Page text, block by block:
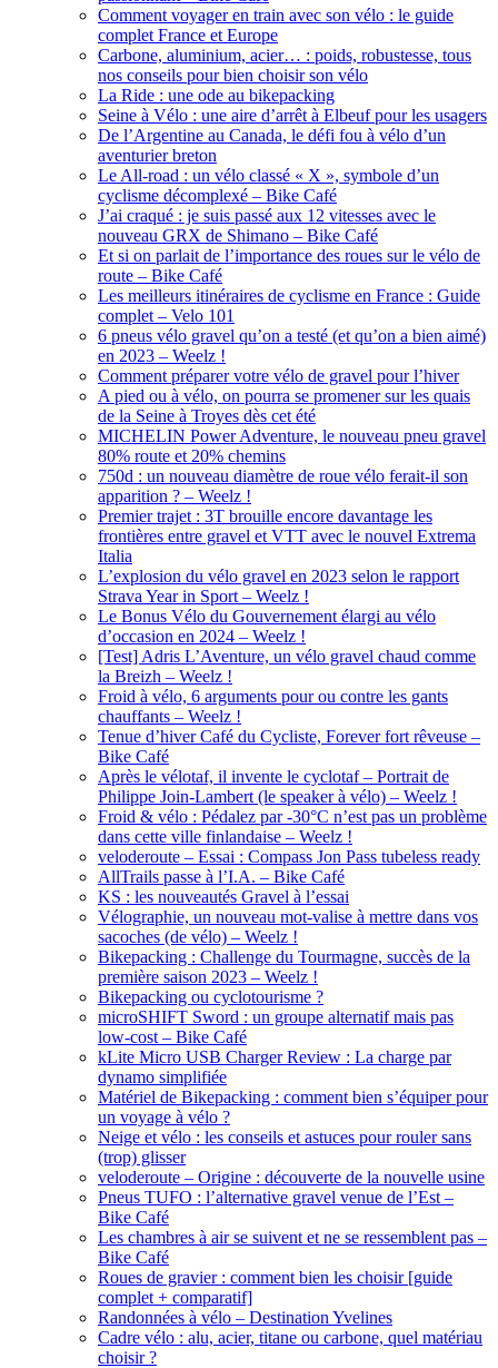
Comment voyager en train avec son vélo : le guide
complet France et Europe
Carbone, aluminium, acier… : poids, robustesse, tous
nos conseils pour bien choisir son vélo
La Ride : une ode au bikepacking
Seine à Vélo : une aire d’arrêt à Elbeuf pour les usagers
De l’Argentine au Canada, le défi fou à vélo d’un
aventurier breton
Le All-road : un vélo classé « X », symbole d’un
cyclisme décomplexé – Bike Café
J’ai craqué : je suis passé aux 12 vitesses avec le
nouveau GRX de Shimano – Bike Café
Et si on parlait de l’importance des roues sur le vélo de
route – Bike Café
Les meilleurs itinéraires de cyclisme en France : Guide
complet – Velo 101
6 pneus vélo gravel qu’on a testé (et qu’on a bien aimé)
en 2023 – Weelz !
Comment préparer votre vélo de gravel pour l’hiver
A pied ou à vélo, on pourra se promener sur les quais
de la Seine à Troyes dès cet été
MICHELIN Power Adventure, le nouveau pneu gravel
80% route et 20% chemins
750d : un nouveau diamètre de roue vélo ferait-il son
apparition ? – Weelz !
Premier trajet : 3T brouille encore davantage les
frontières entre gravel et VTT avec le nouvel Extrema
Italia
L’explosion du vélo gravel en 2023 selon le rapport
Strava Year in Sport – Weelz !
Le Bonus Vélo du Gouvernement élargi au vélo
d’occasion en 2024 – Weelz !
[Test] Adris L’Aventure, un vélo gravel chaud comme
la Breizh – Weelz !
Froid à vélo, 6 arguments pour ou contre les gants
chauffants – Weelz !
Tenue d’hiver Café du Cycliste, Forever fort rêveuse –
Bike Café
Après le vélotaf, il invente le cyclotaf – Portrait de
Philippe Join-Lambert (le speaker à vélo) – Weelz !
Froid & vélo : Pédalez par -30°C n’est pas un problème
dans cette ville finlandaise – Weelz !
veloderoute – Essai : Compass Jon Pass tubeless ready
AllTrails passe à l’I.A. – Bike Café
KS : les nouveautés Gravel à l’essai
Vélographie, un nouveau mot-valise à mettre dans vos
sacoches (de vélo) – Weelz !
Bikepacking : Challenge du Tourmagne, succès de la
première saison 2023 – Weelz !
Bikepacking ou cyclotourisme ?
microSHIFT Sword : un groupe alternatif mais pas
low-cost – Bike Café
kLite Micro USB Charger Review : La charge par
dynamo simplifiée
Matériel de Bikepacking : comment bien s’équiper pour
un voyage à vélo ?
Neige et vélo : les conseils et astuces pour rouler sans
(trop) glisser
veloderoute – Origine : découverte de la nouvelle usine
Pneus TUFO : l’alternative gravel venue de l’Est –
Bike Café
Les chambres à air se suivent et ne se ressemblent pas –
Bike Café
Roues de gravier : comment bien les choisir [guide
complet + comparatif]
Randonnées à vélo – Destination Yvelines
Cadre vélo : alu, acier, titane ou carbone, quel matériau
choisir ?